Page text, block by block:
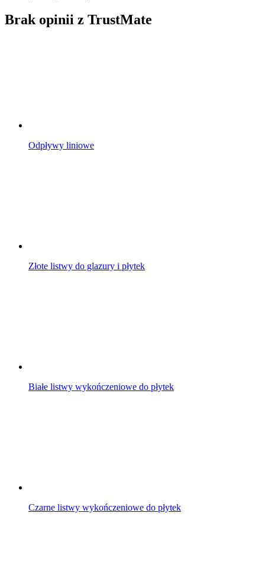
Brak opinii z TrustMate
Odpływy liniowe
Złote listwy do glazury i płytek
Białe listwy wykończeniowe do płytek
Czarne listwy wykończeniowe do płytek